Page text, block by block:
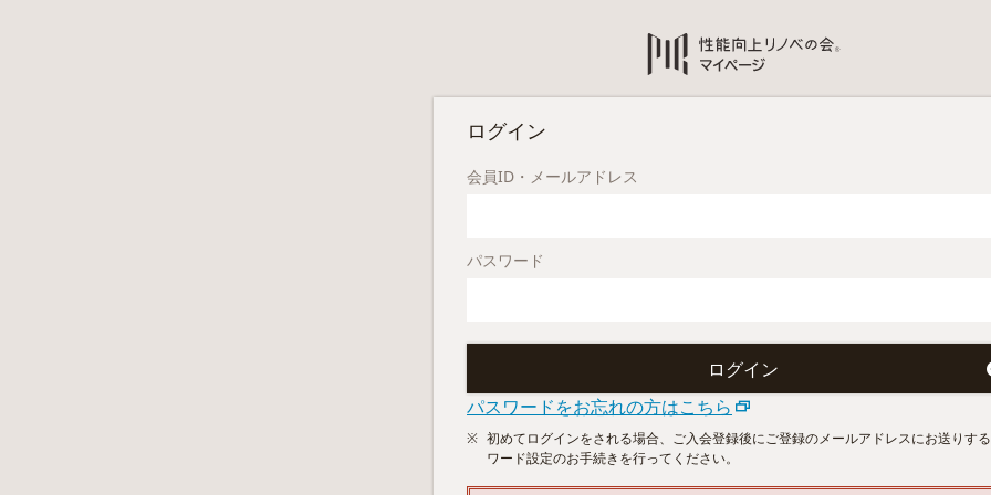
ログイン
会員ID・メールアドレス
パスワード
パスワードをお忘れの方はこちら
初めてログインをされる場合、ご入会登録後にご登録のメールアドレスにお送りす
ワード設定のお手続きを行ってください。